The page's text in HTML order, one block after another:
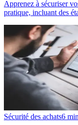
Apprenez à sécuriser
pratique, incluant des
Sécurité des achats6 min